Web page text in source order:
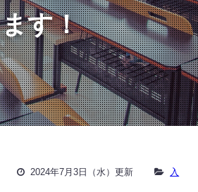
ます！
2024年7月3日（水）更新
入